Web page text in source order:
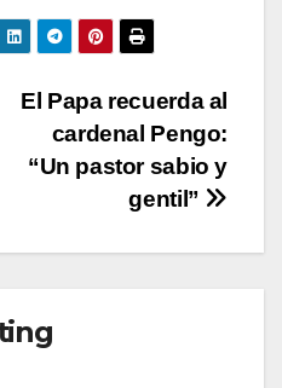
El Papa recuerda al
cardenal Pengo:
“Un pastor sabio y
gentil”